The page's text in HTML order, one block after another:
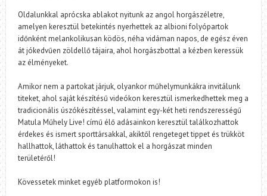
Oldalunkkal aprócska ablakot nyitunk az angol horgászéletre,
amelyen keresztül betekintés nyerhettek az albioni folyópartok
időnként melankolikusan ködös, néha vidáman napos, de egész éven
át jókedvűen zöldellő tájaira, ahol horgászbottal a kézben keressük
az élményeket.
Amikor nem a partokat járjuk, olyankor műhelymunkákra invitálunk
titeket, ahol saját készítésű videókon keresztül ismerkedhettek meg a
tradicionális úszókészítéssel, valamint egy-két heti rendszerességű
Matula Műhely Live! című élő adásainkon keresztül találkozhattok
érdekes és ismert sporttársakkal, akiktől rengeteget tippet és trükköt
hallhattok, láthattok és tanulhattok el a horgászat minden
területéről!
Kövessetek minket egyéb platformokon is!